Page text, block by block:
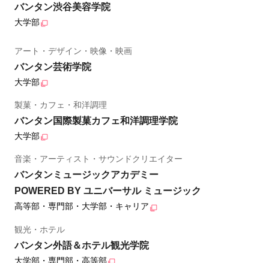
バンタン渋谷美容学院
大学部
アート・デザイン・映像・映画
バンタン芸術学院
大学部
製菓・カフェ・和洋調理
バンタン国際製菓カフェ和洋調理学院
大学部
音楽・アーティスト・サウンドクリエイター
バンタンミュージックアカデミー
POWERED BY ユニバーサル ミュージック
高等部・専門部・大学部・キャリア
観光・ホテル
バンタン外語＆ホテル観光学院
大学部・専門部・高等部